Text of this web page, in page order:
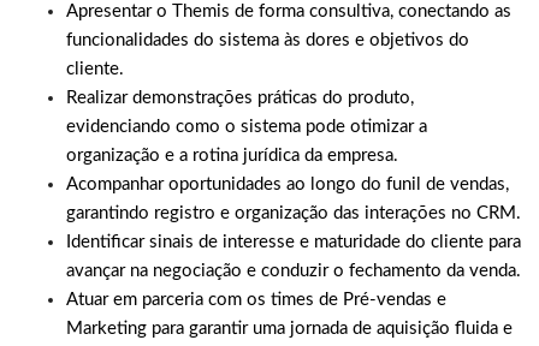
Apresentar o Themis de forma consultiva, conectando as
funcionalidades do sistema às dores e objetivos do
cliente.
Realizar demonstrações práticas do produto,
evidenciando como o sistema pode otimizar a
organização e a rotina jurídica da empresa.
Acompanhar oportunidades ao longo do funil de vendas,
garantindo registro e organização das interações no CRM.
Identificar sinais de interesse e maturidade do cliente para
avançar na negociação e conduzir o fechamento da venda.
Atuar em parceria com os times de Pré-vendas e
Marketing para garantir uma jornada de aquisição fluida e